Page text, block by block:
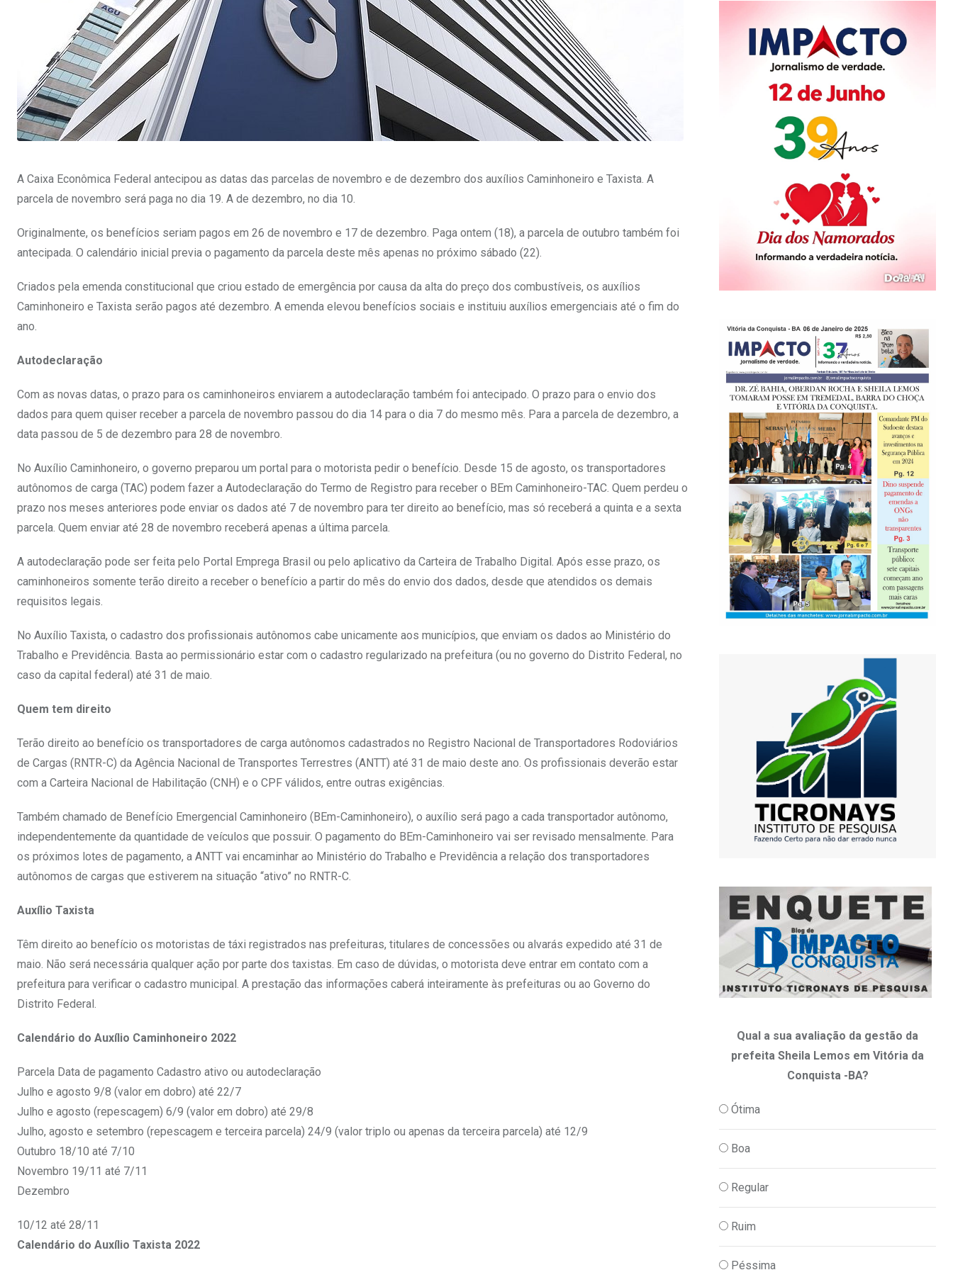
A Caixa Econômica Federal antecipou as datas das parcelas de novembro e de dezembro dos auxílios Caminhoneiro e Taxista. A
parcela de novembro será paga no dia 19. A de dezembro, no dia 10.
Originalmente, os benefícios seriam pagos em 26 de novembro e 17 de dezembro. Paga ontem (18), a parcela de outubro também foi
antecipada. O calendário inicial previa o pagamento da parcela deste mês apenas no próximo sábado (22).
Criados pela emenda constitucional que criou estado de emergência por causa da alta do preço dos combustíveis, os auxílios
Caminhoneiro e Taxista serão pagos até dezembro. A emenda elevou benefícios sociais e instituiu auxílios emergenciais até o fim do
ano.
Autodeclaração
Com as novas datas, o prazo para os caminhoneiros enviarem a autodeclaração também foi antecipado. O prazo para o envio dos
dados para quem quiser receber a parcela de novembro passou do dia 14 para o dia 7 do mesmo mês. Para a parcela de dezembro, a
data passou de 5 de dezembro para 28 de novembro.
No Auxílio Caminhoneiro, o governo preparou um portal para o motorista pedir o benefício. Desde 15 de agosto, os transportadores
autônomos de carga (TAC) podem fazer a Autodeclaração do Termo de Registro para receber o BEm Caminhoneiro-TAC. Quem perdeu o
prazo nos meses anteriores pode enviar os dados até 7 de novembro para ter direito ao benefício, mas só receberá a quinta e a sexta
parcela. Quem enviar até 28 de novembro receberá apenas a última parcela.
A autodeclaração pode ser feita pelo Portal Emprega Brasil ou pelo aplicativo da Carteira de Trabalho Digital. Após esse prazo, os
caminhoneiros somente terão direito a receber o benefício a partir do mês do envio dos dados, desde que atendidos os demais
requisitos legais.
No Auxílio Taxista, o cadastro dos profissionais autônomos cabe unicamente aos municípios, que enviam os dados ao Ministério do
Trabalho e Previdência. Basta ao permissionário estar com o cadastro regularizado na prefeitura (ou no governo do Distrito Federal, no
caso da capital federal) até 31 de maio.
Quem tem direito
Terão direito ao benefício os transportadores de carga autônomos cadastrados no Registro Nacional de Transportadores Rodoviários
de Cargas (RNTR-C) da Agência Nacional de Transportes Terrestres (ANTT) até 31 de maio deste ano. Os profissionais deverão estar
com a Carteira Nacional de Habilitação (CNH) e o CPF válidos, entre outras exigências.
Também chamado de Benefício Emergencial Caminhoneiro (BEm-Caminhoneiro), o auxílio será pago a cada transportador autônomo,
independentemente da quantidade de veículos que possuir. O pagamento do BEm-Caminhoneiro vai ser revisado mensalmente. Para
os próximos lotes de pagamento, a ANTT vai encaminhar ao Ministério do Trabalho e Previdência a relação dos transportadores
autônomos de cargas que estiverem na situação “ativo” no RNTR-C.
Auxílio Taxista
Têm direito ao benefício os motoristas de táxi registrados nas prefeituras, titulares de concessões ou alvarás expedido até 31 de
maio. Não será necessária qualquer ação por parte dos taxistas. Em caso de dúvidas, o motorista deve entrar em contato com a
prefeitura para verificar o cadastro municipal. A prestação das informações caberá inteiramente às prefeituras ou ao Governo do
Distrito Federal.
Calendário do Auxílio Caminhoneiro 2022
Parcela Data de pagamento Cadastro ativo ou autodeclaração
Julho e agosto 9/8 (valor em dobro) até 22/7
Julho e agosto (repescagem) 6/9 (valor em dobro) até 29/8
Julho, agosto e setembro (repescagem e terceira parcela) 24/9 (valor triplo ou apenas da terceira parcela) até 12/9
Outubro 18/10 até 7/10
Novembro 19/11 até 7/11
Dezembro
10/12 até 28/11
Calendário do Auxílio Taxista 2022
Qual a sua avaliação da gestão da
prefeita Sheila Lemos em Vitória da
Conquista -BA?
Ótima
Boa
Regular
Ruim
Péssima